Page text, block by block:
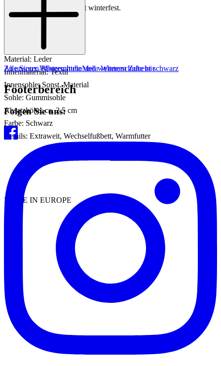
Schnürboots damit absolut winterfest.
Art.Nr.: 102001986896
Material: Leder
Innenmaterial: Textil
Innensohle: Sonst. Material
Sohle: Gummisohle
Absatzhöhe: ca. 2,5 cm
Farbe: Schwarz
Details: Extraweit, Wechselfußbett, Warmfutter
MADE IN EUROPE
Zu unseren Pflegemitteln und weiterem Zubehör
Alle Sioux WinterschuheMehr Winterschuhe in schwarz
Footerbereich
Folgen Sie uns: